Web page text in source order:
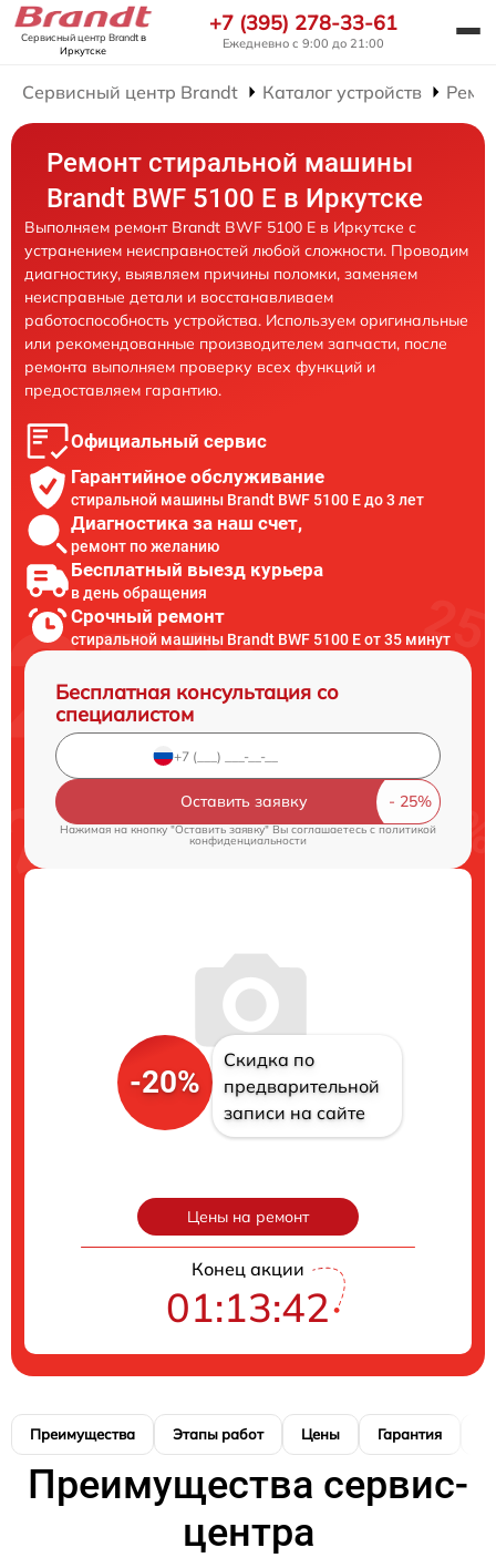
Сервисный центр Brandtв
Иркутске
+7 (395) 278-33-61
Ежедневно с 9:00 до 21:00
Сервисный центр Brandt Каталог устройств
Ремонт стиральной машины
Brandt BWF 5100 E в Иркутске
Выполняем ремонт Brandt BWF 5100 E в Иркутске с
устранением неисправностей любой сложности. Проводим
диагностику, выявляем причины поломки, заменяем
неисправные детали и восстанавливаем
работоспособность устройства. Используем оригинальные
или рекомендованные производителем запчасти, после
ремонта выполняем проверку всех функций и
предоставляем гарантию.
Официальный сервис
Гарантийное обслуживание
стиральной машины Brandt BWF 5100 E до 3 лет
Диагностика за наш счет,
ремонт по желанию
Бесплатный выезд курьера
в день обращения
Срочный ремонт
стиральной машины Brandt BWF 5100 E от 35 минут
Бесплатная консультация со
специалистом
Оставить заявку
Нажимая на кнопку "Оставить заявку" Вы соглашаетесь c политикой
конфиденциальности
-20%
Скидка по
предварительной
записи на сайте
Цены на ремонт
Конец акции
01:13:41
Преимущества Этапы работ Цены Гарантия
Преимущества сервис-
центра